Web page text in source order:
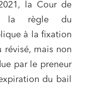
la Cour de
la règle du
à la fixation
mais non
par le preneur
du bail